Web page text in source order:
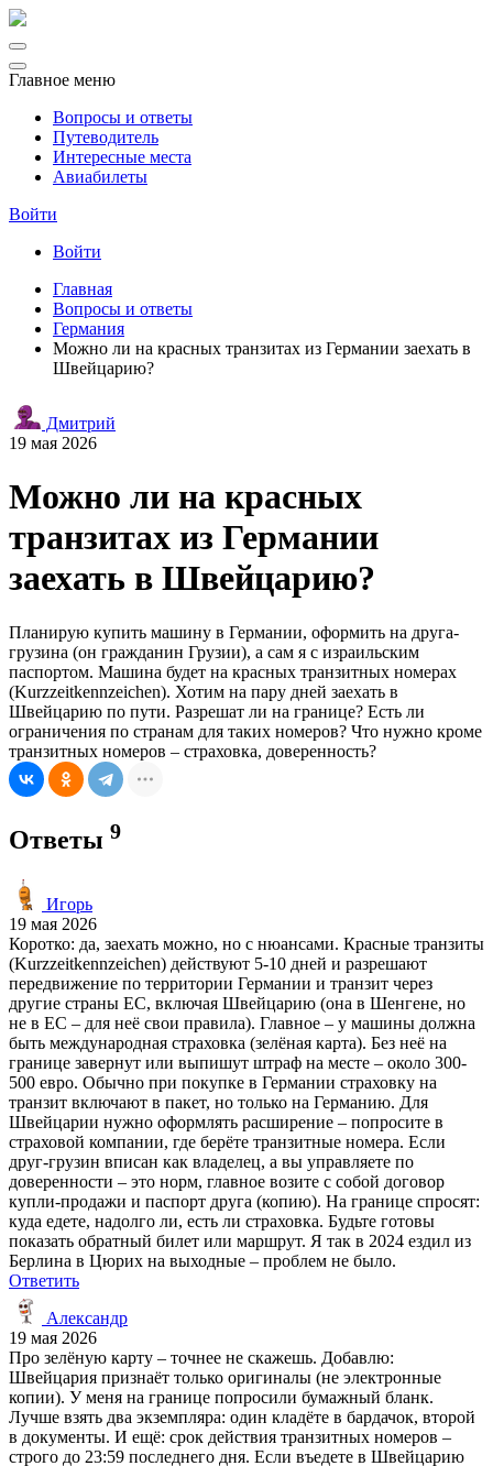
Главное меню
Вопросы и ответы
Путеводитель
Интересные места
Авиабилеты
Войти
Войти
Главная
Вопросы и ответы
Германия
Можно ли на красных транзитах из Германии заехать в
Швейцарию?
Дмитрий
19 мая 2026
Можно ли на красных
транзитах из Германии
заехать в Швейцарию?
Планирую купить машину в Германии, оформить на друга-
грузина (он гражданин Грузии), а сам я с израильским
паспортом. Машина будет на красных транзитных номерах
(Kurzzeitkennzeichen). Хотим на пару дней заехать в
Швейцарию по пути. Разрешат ли на границе? Есть ли
ограничения по странам для таких номеров? Что нужно кроме
транзитных номеров – страховка, доверенность?
Ответы 9
Игорь
19 мая 2026
Коротко: да, заехать можно, но с нюансами. Красные транзиты
(Kurzzeitkennzeichen) действуют 5-10 дней и разрешают
передвижение по территории Германии и транзит через
другие страны ЕС, включая Швейцарию (она в Шенгене, но
не в ЕС – для неё свои правила). Главное – у машины должна
быть международная страховка (зелёная карта). Без неё на
границе завернут или выпишут штраф на месте – около 300-
500 евро. Обычно при покупке в Германии страховку на
транзит включают в пакет, но только на Германию. Для
Швейцарии нужно оформлять расширение – попросите в
страховой компании, где берёте транзитные номера. Если
друг-грузин вписан как владелец, а вы управляете по
доверенности – это норм, главное возите с собой договор
купли-продажи и паспорт друга (копию). На границе спросят:
куда едете, надолго ли, есть ли страховка. Будьте готовы
показать обратный билет или маршрут. Я так в 2024 ездил из
Берлина в Цюрих на выходные – проблем не было.
Ответить
Александр
19 мая 2026
Про зелёную карту – точнее не скажешь. Добавлю:
Швейцария признаёт только оригиналы (не электронные
копии). У меня на границе попросили бумажный бланк.
Лучше взять два экземпляра: один кладёте в бардачок, второй
в документы. И ещё: срок действия транзитных номеров –
строго до 23:59 последнего дня. Если въедете в Швейцарию